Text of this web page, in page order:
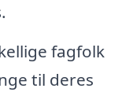
fagfolk
til deres